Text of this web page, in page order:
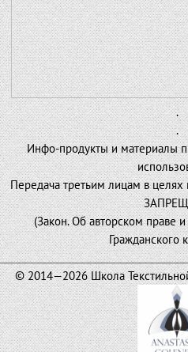
.
.
Инфо-продукты и материалы
Передача третьим лицам в
(Закон. Об авторском праве
Гражданского
© 2014—2026 Школа